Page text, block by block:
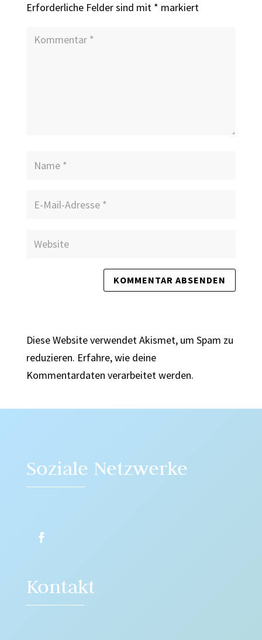
Erforderliche Felder sind mit * markiert
Diese Website verwendet Akismet, um Spam zu
reduzieren. Erfahre, wie deine
Kommentardaten verarbeitet werden.
Soziale Netzwerke
Kontakt